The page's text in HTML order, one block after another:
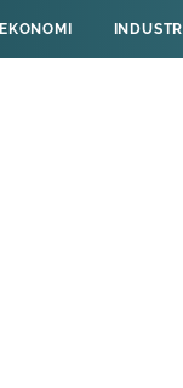
EKONOMI INDUSTRI